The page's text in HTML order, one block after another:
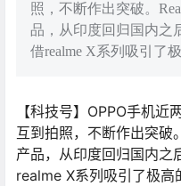
照，不断作出突破。
品，从印度回归国内之
借realme X系列吸引了
【科技号】OPPO手机
互到拍照，不断作出突破
产品，从印度回归国内之
realme X系列吸引了极高